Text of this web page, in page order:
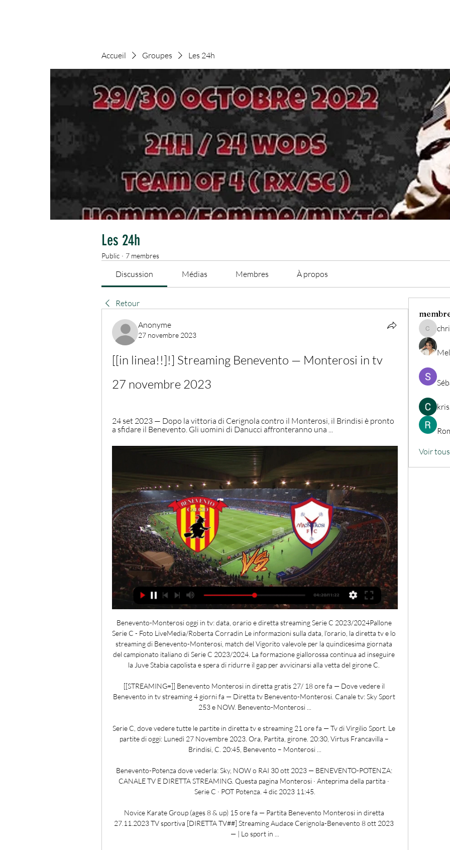
Accueil Groupes Les 24h
Les 24h
Public · 7 membres
Discussion Médias Membres À propos
Retour
Anonyme
27 novembre 2023
[[in linea!!]!] Streaming Benevento — Monterosi in tv
27 novembre 2023
24 set 2023 — Dopo la vittoria di Cerignola contro il Monterosi, il Brindisi è pronto
a sfidare il Benevento. Gli uomini di Danucci affronteranno una ...
Benevento-Monterosi oggi in tv: data, orario e diretta streaming Serie C 2023/2024Pallone
Serie C - Foto LiveMedia/Roberta Corradin Le informazioni sulla data, l’orario, la diretta tv e lo
streaming di Benevento-Monterosi, match del Vigorito valevole per la quindicesima giornata
del campionato italiano di Serie C 2023/2024. La formazione giallorossa continua ad inseguire
la Juve Stabia capolista e spera di ridurre il gap per avvicinarsi alla vetta del girone C.
[[STREAMING=]] Benevento Monterosi in diretta gratis 27/ 18 ore fa — Dove vedere il
Benevento in tv streaming 4 giorni fa — Diretta tv Benevento-Monterosi. Canale tv: Sky Sport
253 e NOW. Benevento-Monterosi ...
Serie C, dove vedere tutte le partite in diretta tv e streaming 21 ore fa — Tv di Virgilio Sport. Le
partite di oggi: Lunedì 27 Novembre 2023. Ora, Partita, girone. 20:30, Virtus Francavilla –
Brindisi, C. 20:45, Benevento – Monterosi ...
Benevento-Potenza dove vederla: Sky, NOW o RAI 30 ott 2023 — BENEVENTO-POTENZA:
CANALE TV E DIRETTA STREAMING. Questa pagina Monterosi · Anteprima della partita ·
Serie C · POT Potenza. 4 dic 2023 11:45.
Novice Karate Group (ages 8 & up) 15 ore fa — Partita Benevento Monterosi in diretta
27.11.2023 TV sportiva [DIRETTA TV##] Streaming Audace Cerignola-Benevento 8 ott 2023
— | Lo sport in ...
Voir